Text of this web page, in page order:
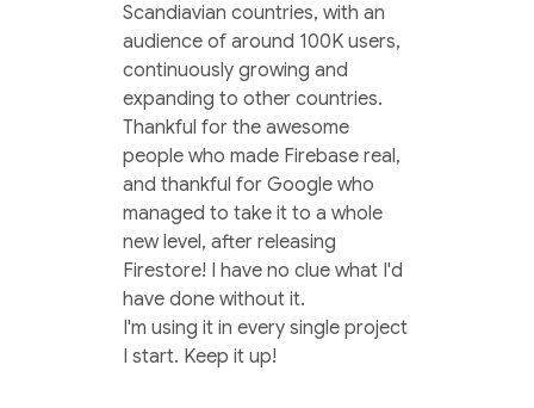
Scandiavian countries, with an
audience of around 100K users,
continuously growing and
expanding to other countries.
Thankful for the awesome
people who made Firebase real,
and thankful for Google who
managed to take it to a whole
new level, after releasing
Firestore! I have no clue what I'd
have done without it.
I'm using it in every single project
I start. Keep it up!